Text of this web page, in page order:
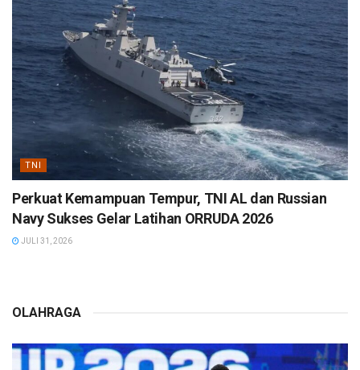
TNI
Perkuat Kemampuan Tempur, TNI AL dan Russian
Navy Sukses Gelar Latihan ORRUDA 2026
JULI 31, 2026
OLAHRAGA